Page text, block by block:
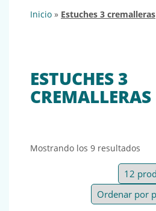
inicio » estuches 3 cremalleras
ESTUCHES 3
CREMALLERAS
Mostrando los 9 resultados